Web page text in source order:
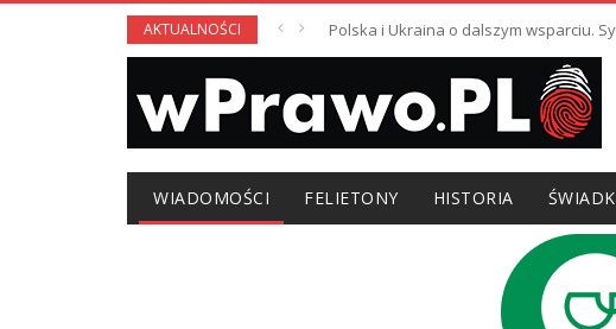
AKTUALNOŚCI Polska i Ukraina o dalszym wsparciu.
WIADOMOŚCI FELIETONY HISTORIA